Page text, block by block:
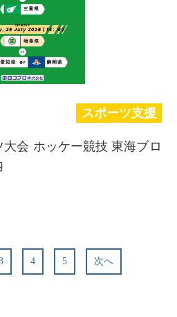
スポーツ支援
大会 ホッケー競技 東海ブロ
4 5 次へ